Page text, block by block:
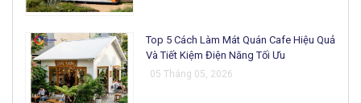
Top 5 Cách Làm Mát Quán Cafe Hiệu Quả
Và Tiết Kiệm Điện Năng Tối Ưu
05 Tháng 05, 2026